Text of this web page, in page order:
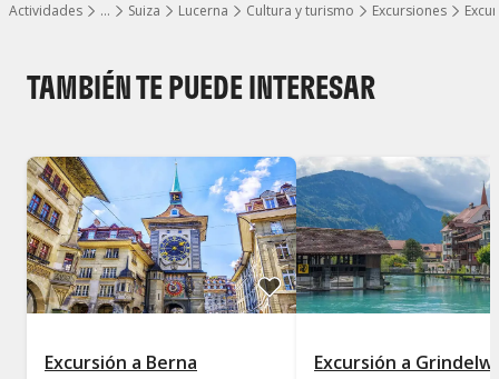
…
Mostrar todos los niveles
Actividades Suiza Lucerna Cultura y turismo Excursiones
TAMBIÉN TE PUEDE INTERESAR
Excursión a Berna
Excursión a